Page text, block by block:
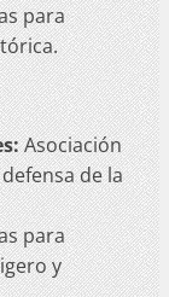
para
Asociación
de la
para
y